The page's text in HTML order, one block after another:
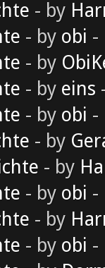
- by
- by obi -
- by
- by eins
- by obi -
- by
- by
- by obi -
- by
- by obi -